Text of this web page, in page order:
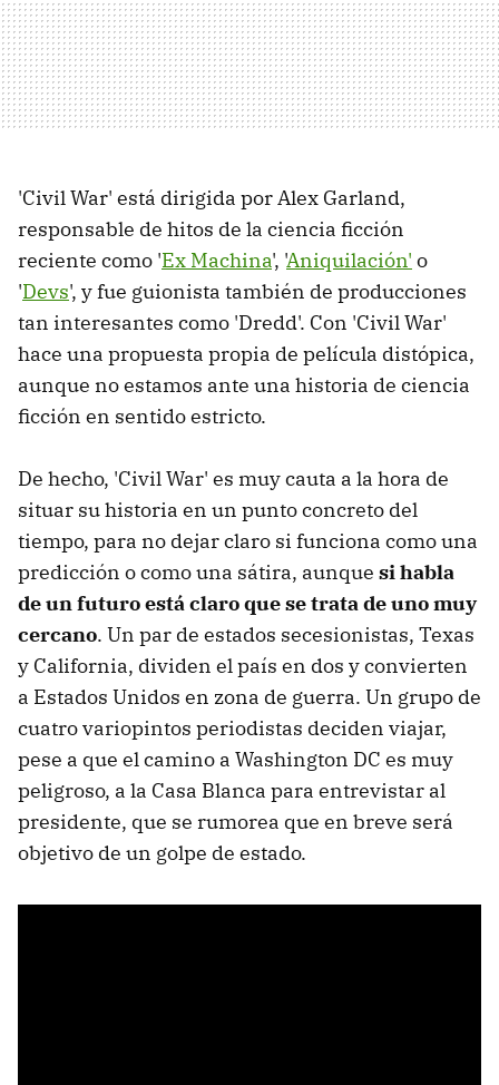
'Civil War' está dirigida por Alex Garland,
responsable de hitos de la ciencia ficción
reciente como 'Ex Machina', 'Aniquilación' o
'Devs', y fue guionista también de producciones
tan interesantes como 'Dredd'. Con 'Civil War'
hace una propuesta propia de película distópica,
aunque no estamos ante una historia de ciencia
ficción en sentido estricto.
De hecho, 'Civil War' es muy cauta a la hora de
situar su historia en un punto concreto del
tiempo, para no dejar claro si funciona como una
predicción o como una sátira, aunque si habla
de un futuro está claro que se trata de uno muy
cercano. Un par de estados secesionistas, Texas
y California, dividen el país en dos y convierten
a Estados Unidos en zona de guerra. Un grupo de
cuatro variopintos periodistas deciden viajar,
pese a que el camino a Washington DC es muy
peligroso, a la Casa Blanca para entrevistar al
presidente, que se rumorea que en breve será
objetivo de un golpe de estado.